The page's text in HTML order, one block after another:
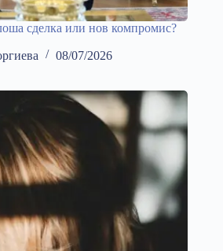
сделка или нов компромис?
08/07/2026